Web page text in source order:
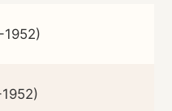
1952)